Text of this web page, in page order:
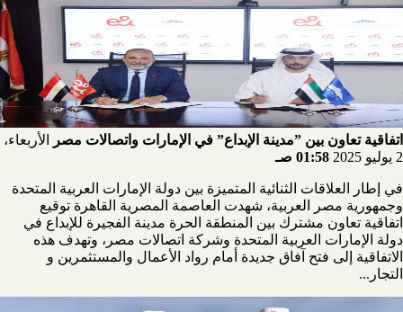
اتفاقية تعاون بين ”مدينة الإبداع” في الإمارات واتصالات مصر
الأربعاء،
2 يوليو 2025
01:58 صـ
في إطار العلاقات الثنائية المتميزة بين دولة الإمارات العربية المتحدة
وجمهورية مصر العربية، شهدت العاصمة المصرية القاهرة توقيع
اتفاقية تعاون مشترك بين المنطقة الحرة مدينة الفجيرة للإبداع في
دولة الإمارات العربية المتحدة وشركة اتصالات مصر، وتهدف هذه
الاتفاقية إلى فتح آفاق جديدة أمام رواد الأعمال والمستثمرين و
التجار...